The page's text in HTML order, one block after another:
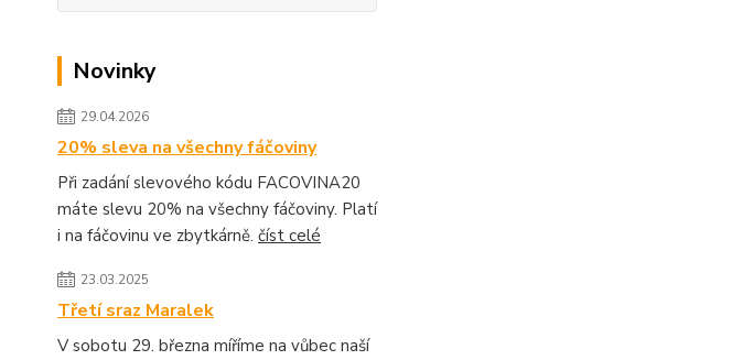
Novinky
29.04.2026
20% sleva na všechny fáčoviny
Při zadání slevového kódu FACOVINA20
máte slevu 20% na všechny fáčoviny. Platí
i na fáčovinu ve zbytkárně. číst celé
23.03.2025
Třetí sraz Maralek
V sobotu 29. března míříme na vůbec naší